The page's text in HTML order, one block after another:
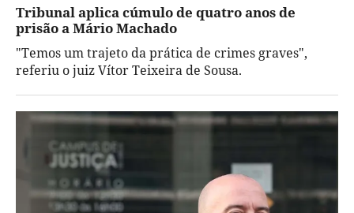
Tribunal aplica cúmulo de quatro anos de
prisão a Mário Machado
"Temos um trajeto da prática de crimes graves",
referiu o juiz Vítor Teixeira de Sousa.